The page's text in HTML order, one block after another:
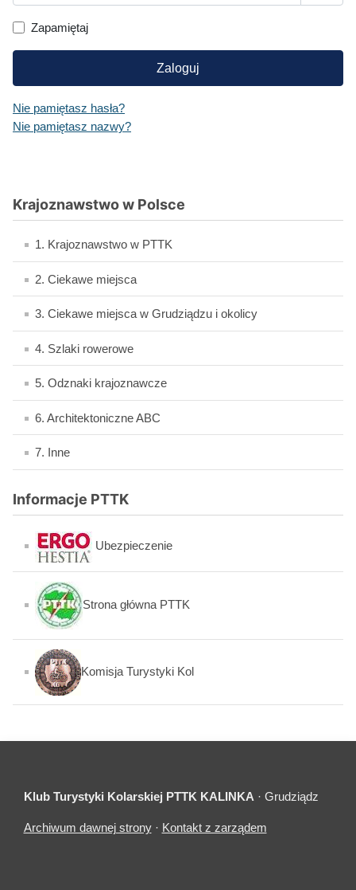
Zapamiętaj
Zaloguj
Nie pamiętasz hasła?
Nie pamiętasz nazwy?
Krajoznawstwo w Polsce
1. Krajoznawstwo w PTTK
2. Ciekawe miejsca
3. Ciekawe miejsca w Grudziądzu i okolicy
4. Szlaki rowerowe
5. Odznaki krajoznawcze
6. Architektoniczne ABC
7. Inne
Informacje PTTK
Ubezpieczenie
Strona główna PTTK
Komisja Turystyki Kol
Klub Turystyki Kolarskiej PTTK KALINKA· Grudziądz
Archiwum dawnej strony· Kontakt z zarządem